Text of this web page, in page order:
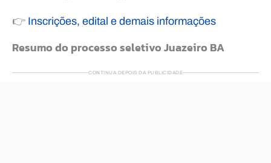
👉 Inscrições, edital e demais informações
Resumo do processo seletivo Juazeiro BA
CONTINUA DEPOIS DA PUBLICIDADE